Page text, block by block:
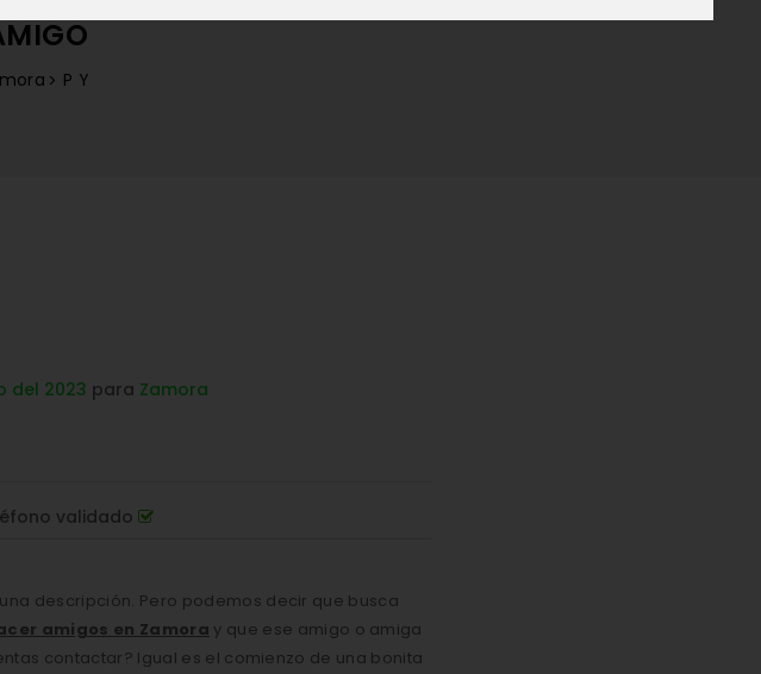
P Y
del 2023 para Zamora
validado
descripción. Pero podemos decir que busca
amigos en Zamora y que ese amigo o amiga
contactar? Igual es el comienzo de una bonita